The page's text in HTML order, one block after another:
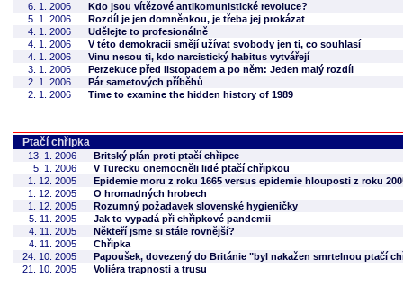
6. 1. 2006
Kdo jsou vítězové antikomunistické revoluce?
5. 1. 2006
Rozdíl je jen domněnkou, je třeba jej prokázat
4. 1. 2006
Udělejte to profesionálně
4. 1. 2006
V této demokracii smějí užívat svobody jen ti, co souhlasí
4. 1. 2006
Vinu nesou ti, kdo narcistický habitus vytvářejí
3. 1. 2006
Perzekuce před listopadem a po něm: Jeden malý rozdíl
2. 1. 2006
Pár sametových příběhů
2. 1. 2006
Time to examine the hidden history of 1989
Ptačí chřipka
13. 1. 2006
Britský plán proti ptačí chřipce
5. 1. 2006
V Turecku onemocněli lidé ptačí chřipkou
1. 12. 2005
Epidemie moru z roku 1665 versus epidemie hlouposti z roku
1. 12. 2005
O hromadných hrobech
1. 12. 2005
Rozumný požadavek slovenské hygieničky
5. 11. 2005
Jak to vypadá při chřipkové pandemii
4. 11. 2005
Někteří jsme si stále rovnější?
4. 11. 2005
Chřipka
24. 10. 2005
Papoušek, dovezený do Británie "byl nakažen smrtelnou ptačí
21. 10. 2005
Voliéra trapnosti a trusu